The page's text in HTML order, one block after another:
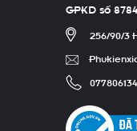
GPKD số
256/90/3